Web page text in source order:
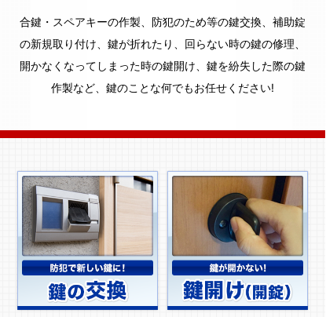
合鍵・スペアキーの作製、防犯のため等の鍵交換、補助錠
の新規取り付け、鍵が折れたり、回らない時の鍵の修理、
開かなくなってしまった時の鍵開け、鍵を紛失した際の鍵
作製など、鍵のことな何でもお任せください!